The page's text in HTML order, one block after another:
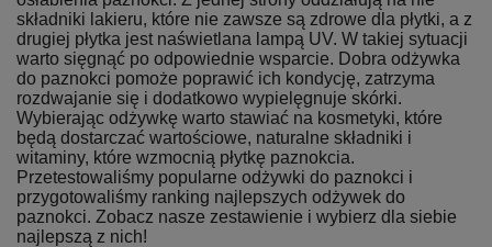
składniki lakieru, które nie zawsze są zdrowe dla płytki, a z
drugiej płytka jest naświetlana lampą UV. W takiej sytuacji
warto sięgnąć po odpowiednie wsparcie. Dobra odżywka
do paznokci pomoże poprawić ich kondycję, zatrzyma
rozdwajanie się i dodatkowo wypielęgnuje skórki.
Wybierając odżywkę warto stawiać na kosmetyki, które
będą dostarczać wartościowe, naturalne składniki i
witaminy, które wzmocnią płytkę paznokcia.
Przetestowaliśmy popularne odżywki do paznokci i
przygotowaliśmy ranking najlepszych odżywek do
paznokci. Zobacz nasze zestawienie i wybierz dla siebie
najlepszą z nich!